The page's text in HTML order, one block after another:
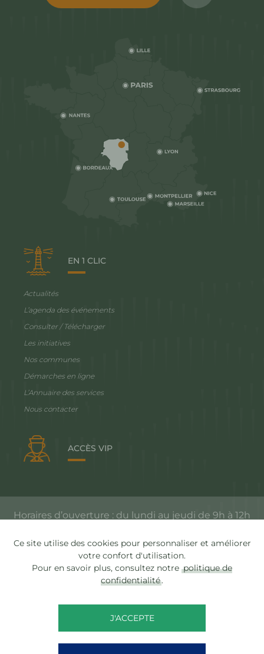
EN 1 CLIC
Actualités
L’agenda des événements
Consulter / Télécharger
Les initiatives
Nos communes
Démarches en ligne
L’Annuaire des services
Nous contacter
ACCÈS VIP
Horaires d’ouverture : du lundi au jeudi de 9h à 12h
Accessibilité
Mentions légales
Ce site utilise des cookies pour personnaliser et améliorer
votre confort d'utilisation.
Pour en savoir plus, consultez notrepolitique de
confidentialité.
J'ACCEPTE